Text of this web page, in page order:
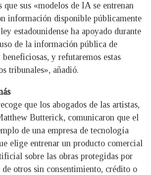
que sus «modelos de IA se entrenan
información disponible públicamente
estadounidense ha apoyado durante
de la información pública de
beneficiosas, y refutaremos estas
tribunales», añadió.
que los abogados de las artistas,
Butterick, comunicaron que el
de una empresa de tecnología
elige entrenar un producto comercial
sobre las obras protegidas por
de otros sin consentimiento, crédito o